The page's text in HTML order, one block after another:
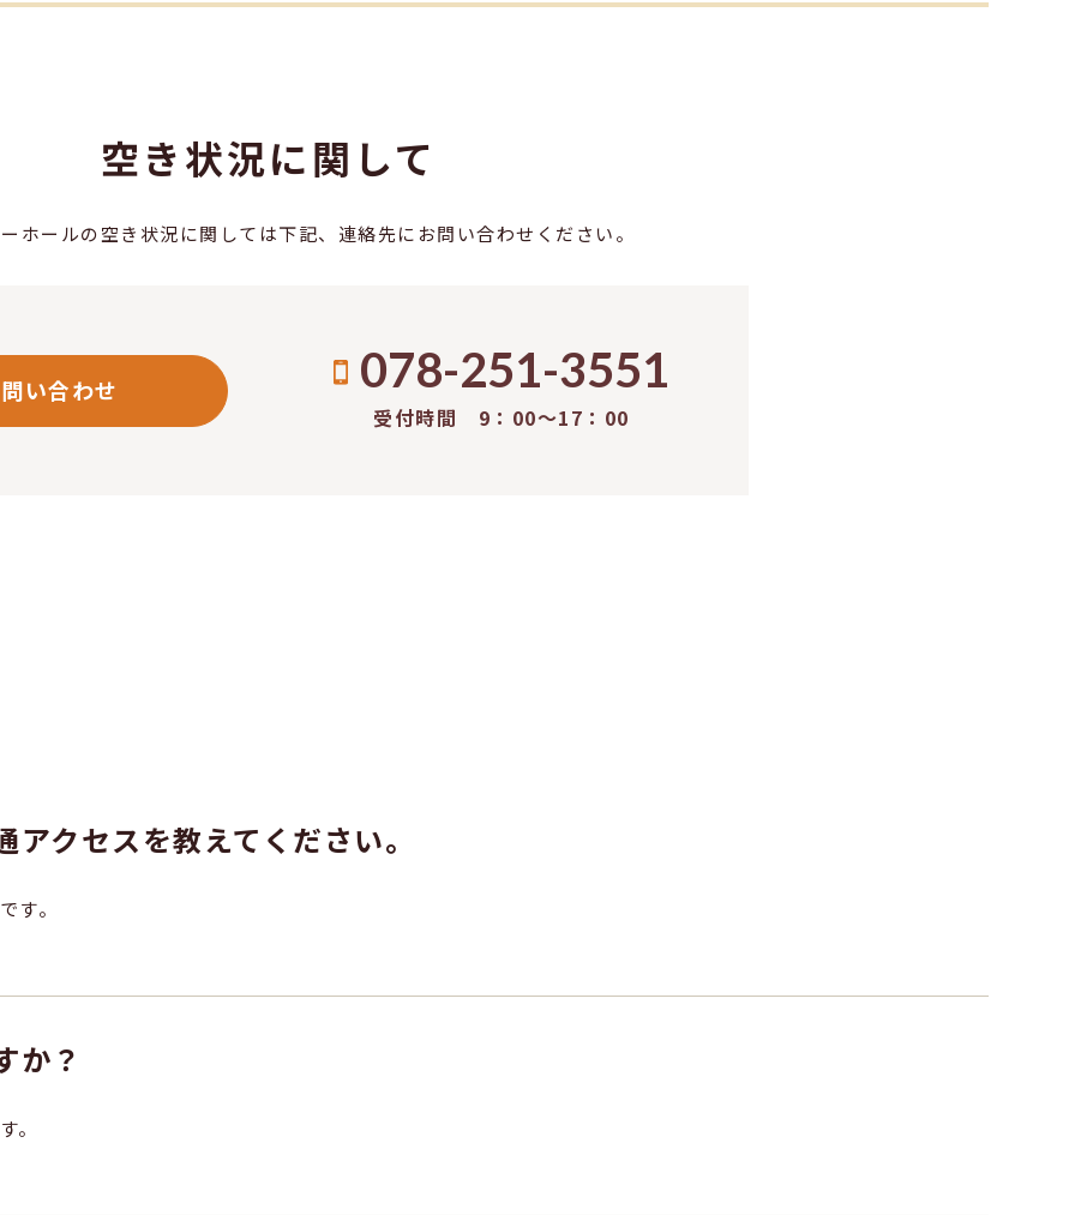
空き状況に関して
ホールの空き状況に関しては下記、連絡先にお問い合わせください。
い合わせ 078-251-3551
受付時間 9：00〜17：00
クセスを教えてください。
す。
か？
。